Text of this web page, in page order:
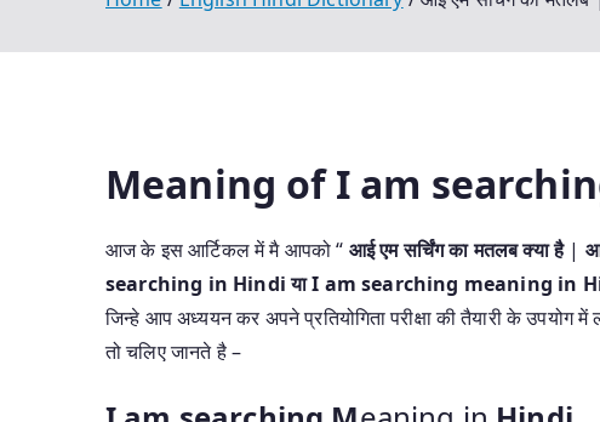
Meaning of I am
आज के इस आर्टिकल में मै आपको “ आई एम सर्चिंग का मतलब क्या है|
searching in Hindi या I am searching meaning in
जिन्हे आप अध्ययन कर अपने प्रतियोगिता परीक्षा की तैयारी के
तो चलिए जानते है –